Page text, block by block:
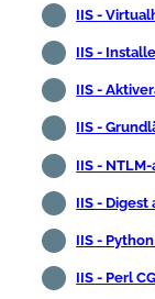
IIS -
IIS -
IIS -
IIS -
IIS -
IIS -
IIS - Python
IIS - Perl